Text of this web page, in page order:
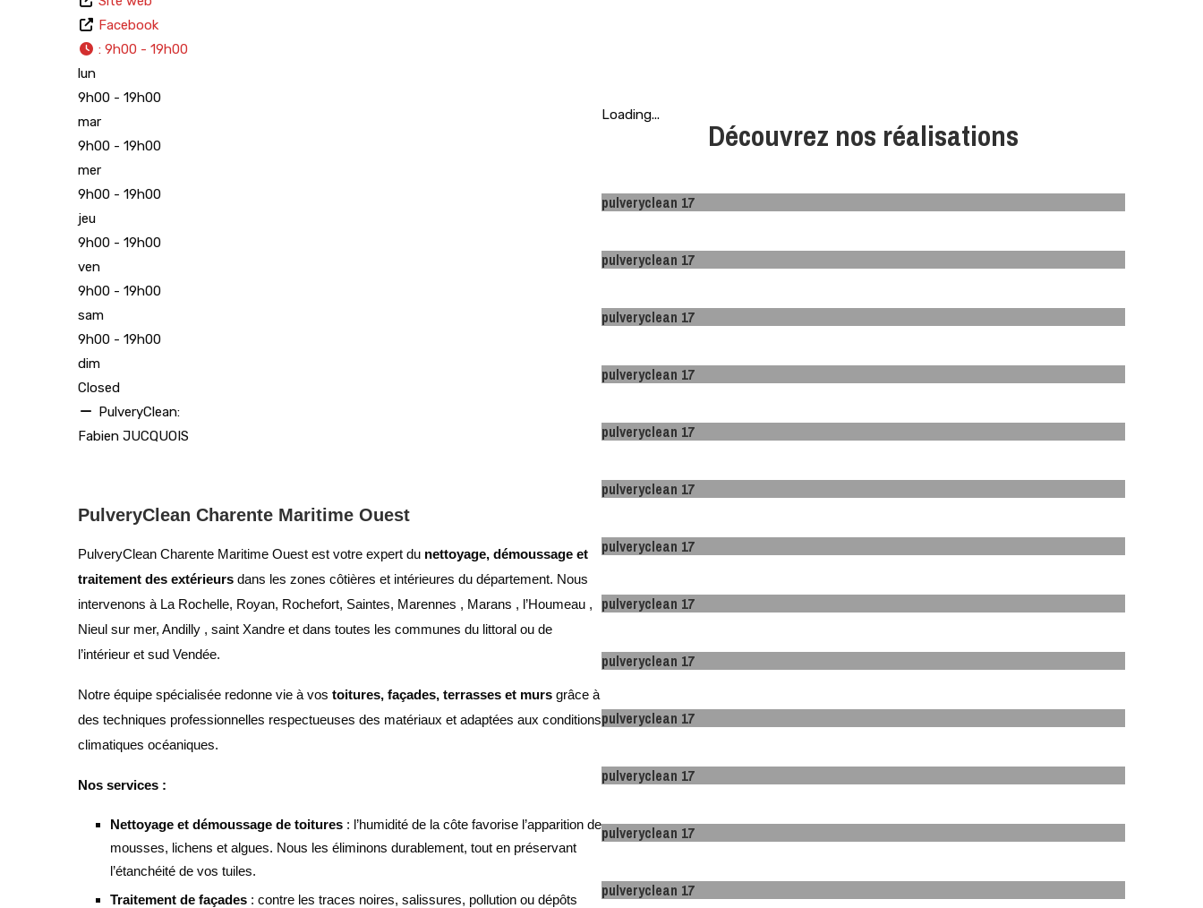
Facebook
: 9h00 - 19h00
lun
9h00 - 19h00
mar
9h00 - 19h00
mer
9h00 - 19h00
jeu
9h00 - 19h00
ven
9h00 - 19h00
sam
9h00 - 19h00
dim
Closed
PulveryClean:
Fabien JUCQUOIS
PulveryClean Charente Maritime Ouest
PulveryClean Charente Maritime Ouest est votre expert du nettoyage, démoussage et
traitement des extérieurs dans les zones côtières et intérieures du département. Nous
intervenons à La Rochelle, Royan, Rochefort, Saintes, Marennes , Marans , l’Houmeau ,
Nieul sur mer, Andilly , saint Xandre et dans toutes les communes du littoral ou de
l’intérieur et sud Vendée.
Notre équipe spécialisée redonne vie à vos toitures, façades, terrasses et murs grâce à
des techniques professionnelles respectueuses des matériaux et adaptées aux conditions
climatiques océaniques.
Nos services :
Nettoyage et démoussage de toitures : l’humidité de la côte favorise l’apparition de
mousses, lichens et algues. Nous les éliminons durablement, tout en préservant
l’étanchéité de vos tuiles.
Traitement de façades : contre les traces noires, salissures, pollution ou dépôts
Loading...
Découvrez nos réalisations
pulveryclean 17
pulveryclean 17
pulveryclean 17
pulveryclean 17
pulveryclean 17
pulveryclean 17
pulveryclean 17
pulveryclean 17
pulveryclean 17
pulveryclean 17
pulveryclean 17
pulveryclean 17
pulveryclean 17